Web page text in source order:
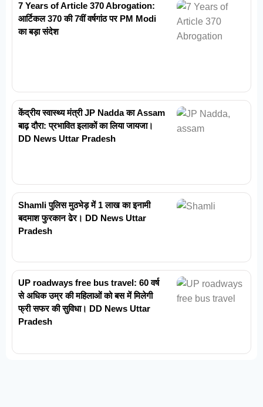
7 Years of Article 370 Abrogation:
आर्टिकल 370 की 7वीं वर्षगांठ पर PM Modi
का बड़ा संदेश
केंद्रीय स्वास्थ्य मंत्री JP Nadda का Assam
बाढ़ दौरा: प्रभावित इलाकों का लिया जायजा।
DD News Uttar Pradesh
Shamli पुलिस मुठभेड़ में 1 लाख का इनामी
बदमाश फुरकान ढेर। DD News Uttar
Pradesh
UP roadways free bus travel: 60 वर्ष
से अधिक उम्र की महिलाओं को बस में मिलेगी
फ्री सफर की सुविधा। DD News Uttar
Pradesh